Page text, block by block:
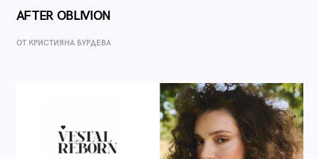
AFTER OBLIVION
ОТ КРИСТИЯНА БУРДЕВА